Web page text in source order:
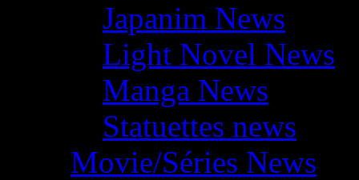
Japanim News
Light Novel News
Manga News
Statuettes news
Movie/Séries News